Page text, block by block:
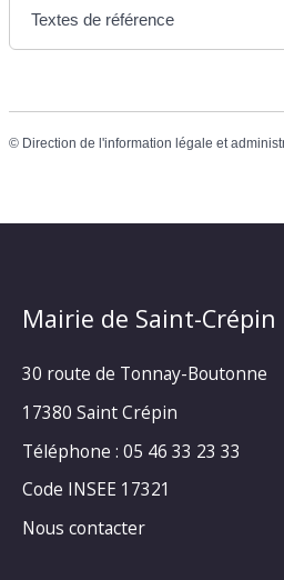
Textes de référence
© Direction de l'information légale et
Mairie de Saint-Crépin
30 route de Tonnay-Boutonne
17380 Saint Crépin
Téléphone : 05 46 33 23 33
Code INSEE 17321
Nous contacter